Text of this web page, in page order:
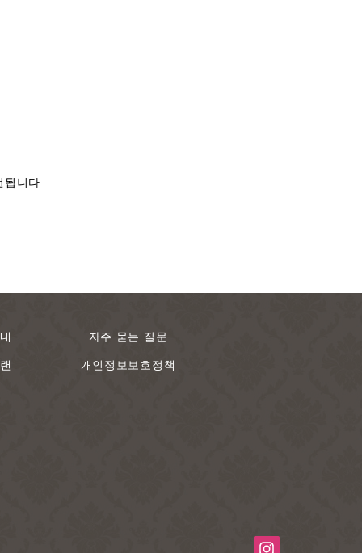
됩니다.
자주 묻는 질문
개인정보보호정책